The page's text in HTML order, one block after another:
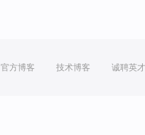
官方博客 技术博客 诚聘英才